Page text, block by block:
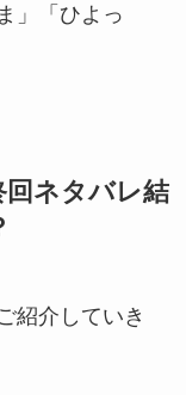
」「ひよっ
回ネタバレ結
紹介していき